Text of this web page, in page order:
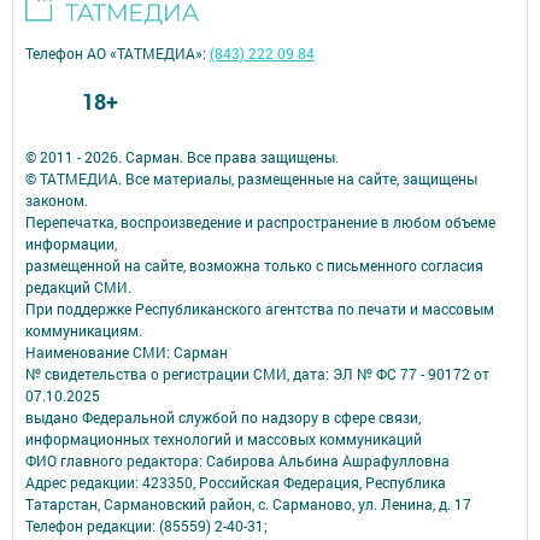
© 2011 - 2026. Сарман. Все права защищены.
© ТАТМЕДИА. Все материалы, размещенные на сайте, защищены
законом.
Перепечатка, воспроизведение и распространение в любом объеме
информации,
размещенной на сайте, возможна только с письменного согласия
редакций СМИ.
При поддержке Республиканского агентства по печати и массовым
коммуникациям.
Наименование СМИ: Сарман
№ свидетельства о регистрации СМИ, дата: ЭЛ № ФС 77 - 90172 от
07.10.2025
выдано Федеральной службой по надзору в сфере связи,
информационных технологий и массовых коммуникаций
ФИО главного редактора: Сабирова Альбина Ашрафулловна
Адрес редакции: 423350, Российская Федерация, Республика
Татарстан, Сармановский район, с. Сарманово, ул. Ленина, д. 17
Телефон редакции: (85559) 2-40-31;
Телефон АО «ТАТМЕДИА»:(843) 222 09 84
18+